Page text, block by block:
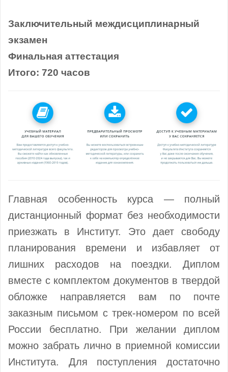
Заключительный междисциплинарный
экзамен
Финальная аттестация
Итого: 720 часов
Главная особенность курса — полный
дистанционный формат без необходимости
приезжать в Институт. Это дает свободу
планирования времени и избавляет от
лишних расходов на поездки. Диплом
вместе с комплектом документов в твердой
обложке направляется вам по почте
заказным письмом с трек-номером по всей
России бесплатно. При желании диплом
можно забрать лично в приемной комиссии
Института. Для поступления достаточно